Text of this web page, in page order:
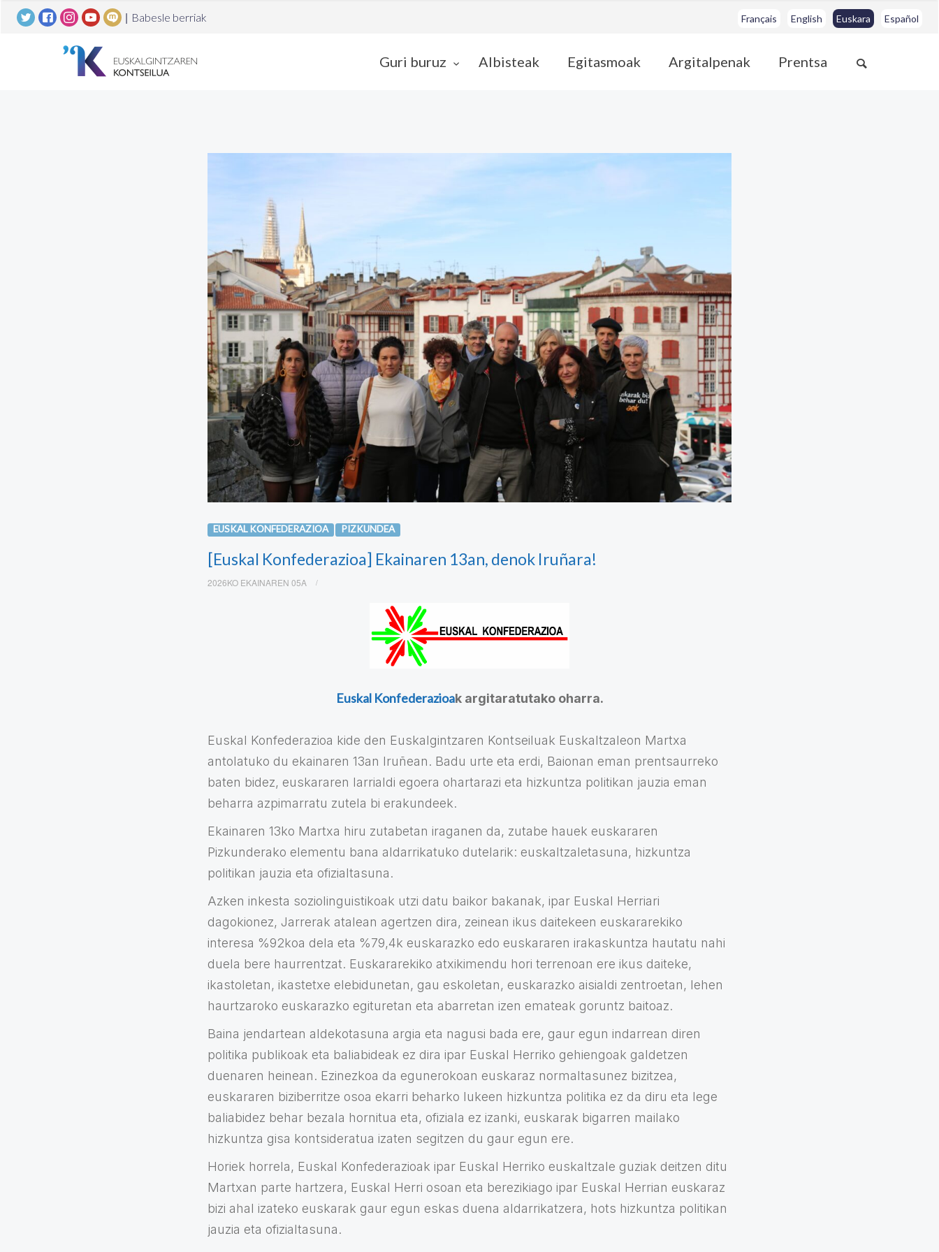
| Babesle berriak Français English Euskara Español
Guri buruz Albisteak Egitasmoak Argitalpenak Prentsa
EUSKAL KONFEDERAZIOA PIZKUNDEA
[Euskal Konfederazioa] Ekainaren 13an, denok Iruñara!
2026KO EKAINAREN 05A
Euskal Konfederazioak argitaratutako oharra.
Euskal Konfederazioa kide den Euskalgintzaren Kontseiluak Euskaltzaleon Martxa
antolatuko du ekainaren 13an Iruñean. Badu urte eta erdi, Baionan eman prentsaurreko
baten bidez, euskararen larrialdi egoera ohartarazi eta hizkuntza politikan jauzia eman
beharra azpimarratu zutela bi erakundeek.
Ekainaren 13ko Martxa hiru zutabetan iraganen da, zutabe hauek euskararen
Pizkunderako elementu bana aldarrikatuko dutelarik: euskaltzaletasuna, hizkuntza
politikan jauzia eta ofizialtasuna.
Azken inkesta soziolinguistikoak utzi datu baikor bakanak, ipar Euskal Herriari
dagokionez, Jarrerak atalean agertzen dira, zeinean ikus daitekeen euskararekiko
interesa %92koa dela eta %79,4k euskarazko edo euskararen irakaskuntza hautatu nahi
duela bere haurrentzat. Euskararekiko atxikimendu hori terrenoan ere ikus daiteke,
ikastoletan, ikastetxe elebidunetan, gau eskoletan, euskarazko aisialdi zentroetan, lehen
haurtzaroko euskarazko egituretan eta abarretan izen emateak goruntz baitoaz.
Baina jendartean aldekotasuna argia eta nagusi bada ere, gaur egun indarrean diren
politika publikoak eta baliabideak ez dira ipar Euskal Herriko gehiengoak galdetzen
duenaren heinean. Ezinezkoa da egunerokoan euskaraz normaltasunez bizitzea,
euskararen biziberritze osoa ekarri beharko lukeen hizkuntza politika ez da diru eta lege
baliabidez behar bezala hornitua eta, ofiziala ez izanki, euskarak bigarren mailako
hizkuntza gisa kontsideratua izaten segitzen du gaur egun ere.
Horiek horrela, Euskal Konfederazioak ipar Euskal Herriko euskaltzale guziak deitzen ditu
Martxan parte hartzera, Euskal Herri osoan eta berezikiago ipar Euskal Herrian euskaraz
bizi ahal izateko euskarak gaur egun eskas duena aldarrikatzera, hots hizkuntza politikan
jauzia eta ofizialtasuna.